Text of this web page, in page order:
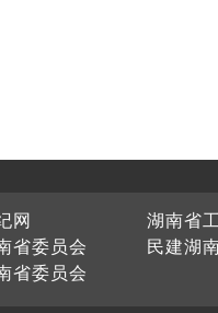
网
湖南省
省委员会
民建湖
省委员会